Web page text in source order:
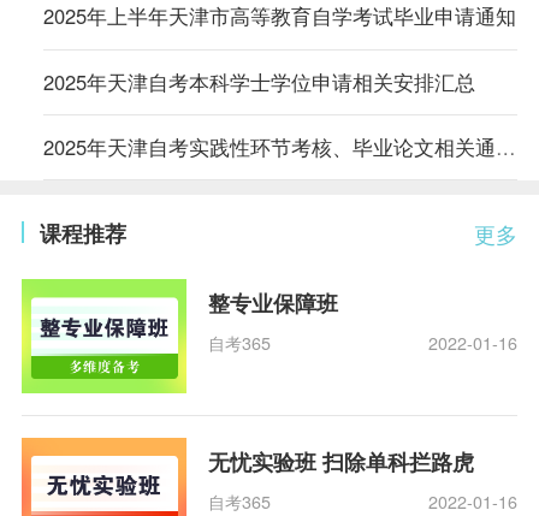
2025年上半年天津市高等教育自学考试毕业申请通知
2025年天津自考本科学士学位申请相关安排汇总
2025年天津自考实践性环节考核、毕业论文相关通知汇总
更多
课程推荐
整专业保障班
自考365 2022-01-16
无忧实验班 扫除单科拦路虎
自考365 2022-01-16